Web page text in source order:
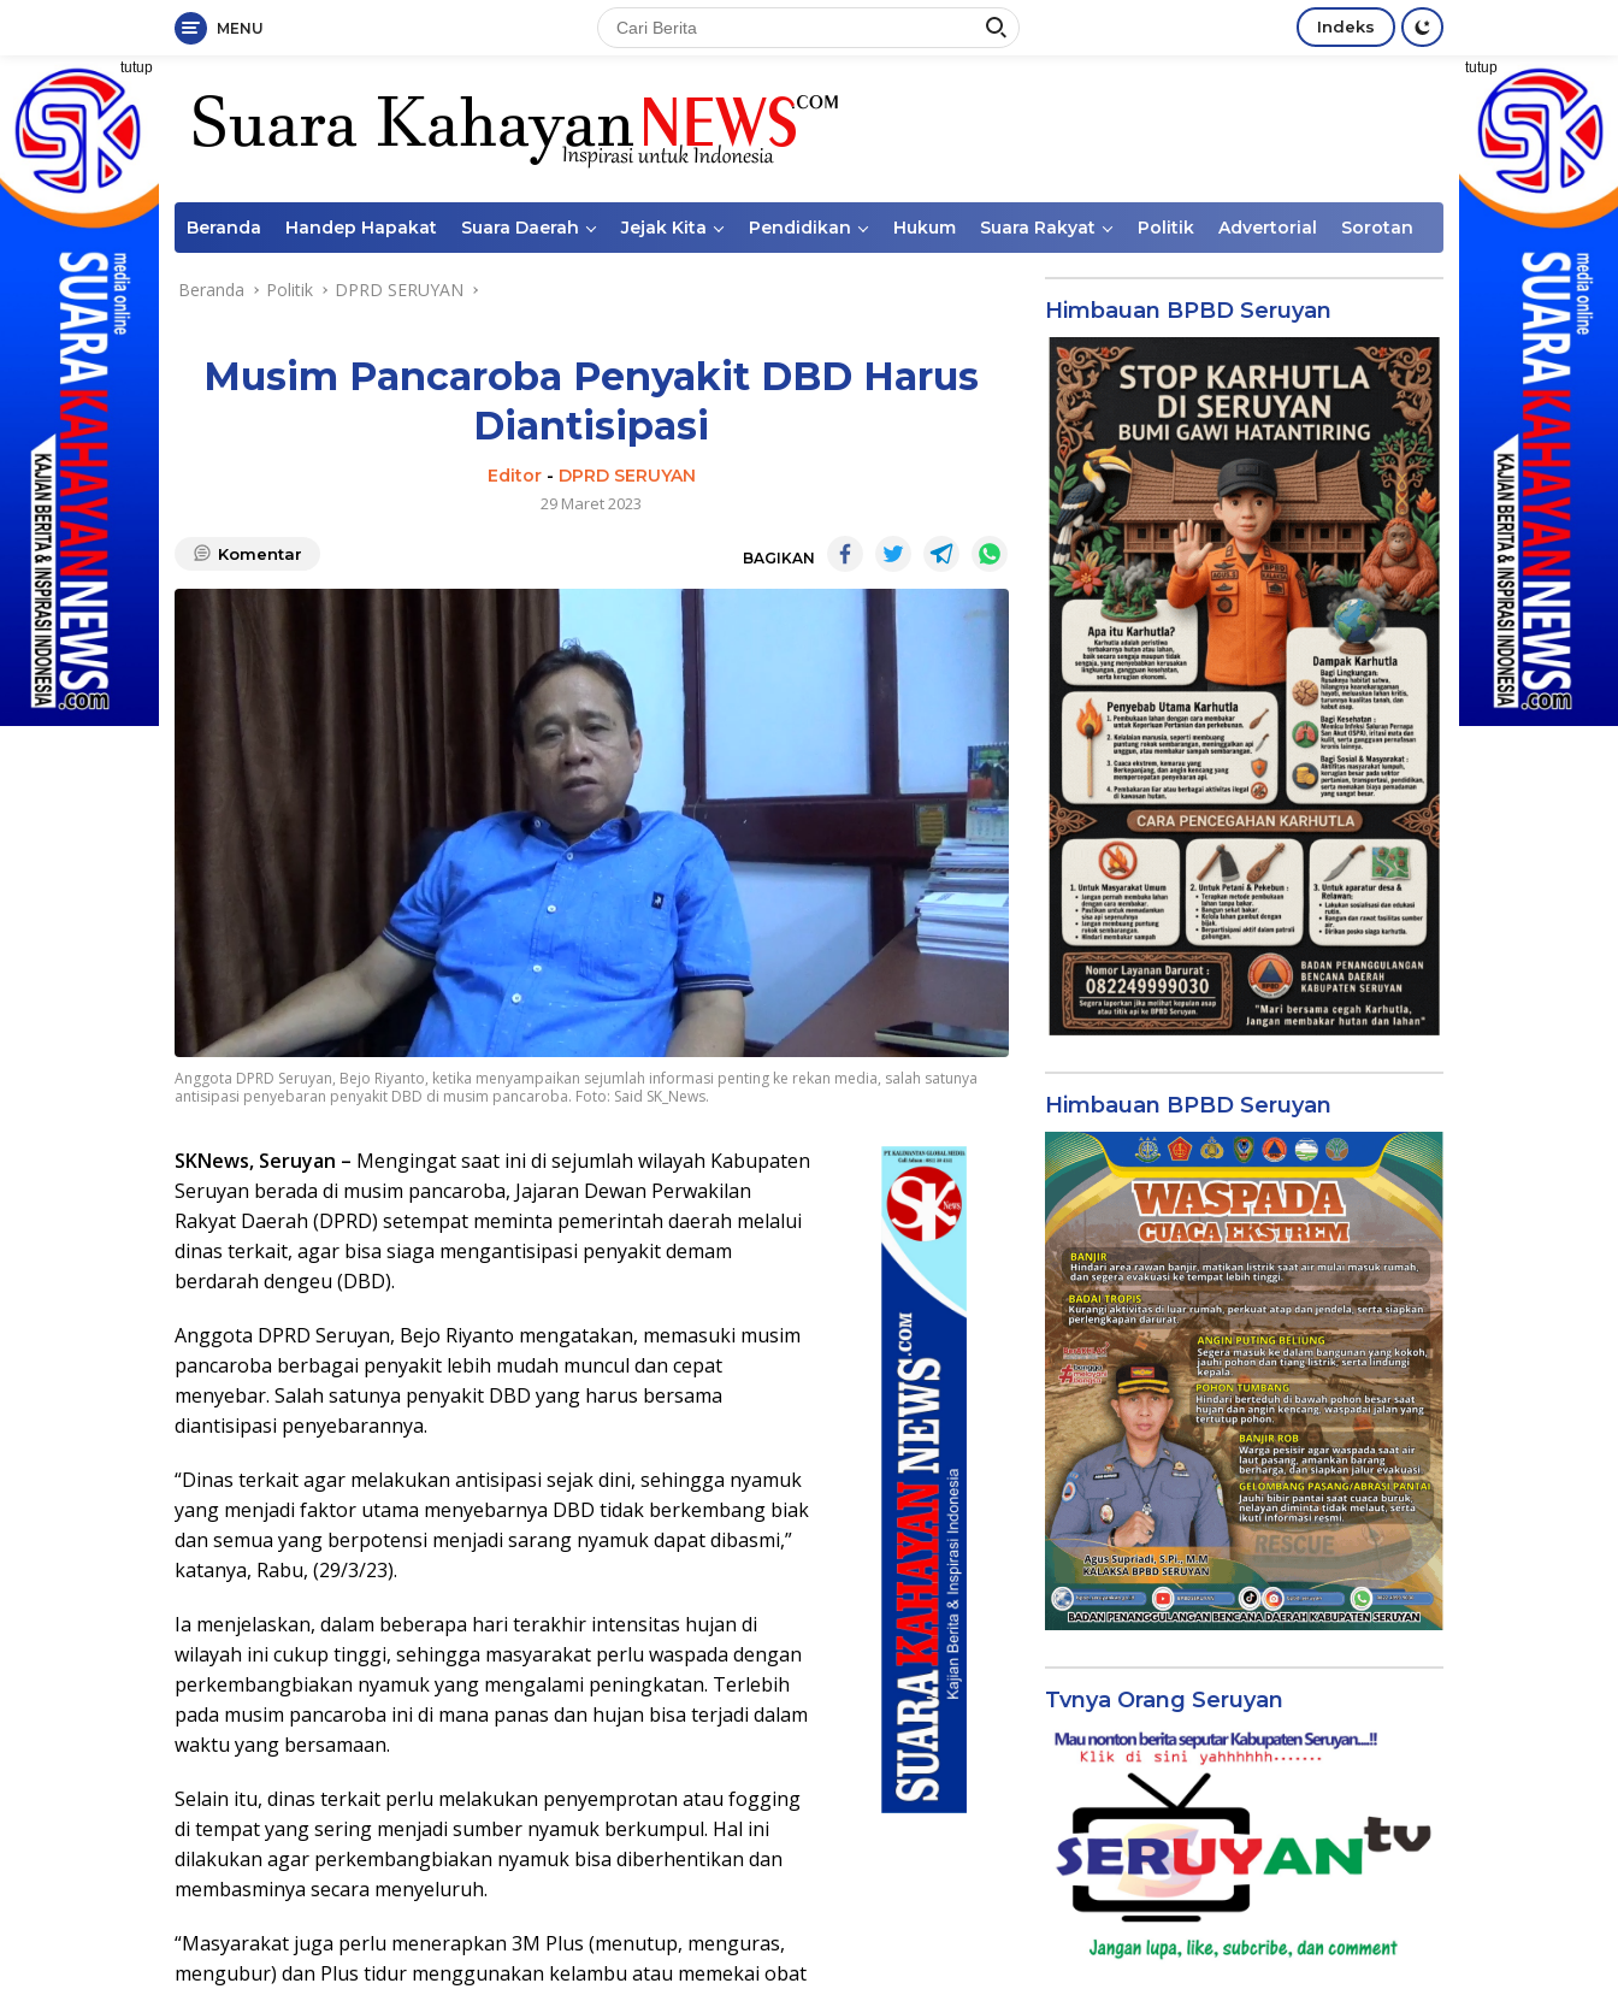
Langsung
konten
MENU Indeks
tutup tutup
Beranda Handep Hapakat Suara Daerah Jejak Kita Pendidikan Hukum Suara Rakyat Politik Advertorial Sorotan
Beranda Politik DPRD SERUYAN
Musim Pancaroba Penyakit DBD Harus
Diantisipasi
Editor- DPRD SERUYAN
29 Maret 2023
Komentar BAGIKAN
Anggota DPRD Seruyan, Bejo Riyanto, ketika menyampaikan sejumlah informasi penting ke rekan media, salah satunya
antisipasi penyebaran penyakit DBD di musim pancaroba. Foto: Said SK_News.
SKNews, Seruyan – Mengingat saat ini di sejumlah wilayah Kabupaten
Seruyan berada di musim pancaroba, Jajaran Dewan Perwakilan
Rakyat Daerah (DPRD) setempat meminta pemerintah daerah melalui
dinas terkait, agar bisa siaga mengantisipasi penyakit demam
berdarah dengeu (DBD).
Anggota DPRD Seruyan, Bejo Riyanto mengatakan, memasuki musim
pancaroba berbagai penyakit lebih mudah muncul dan cepat
menyebar. Salah satunya penyakit DBD yang harus bersama
diantisipasi penyebarannya.
“Dinas terkait agar melakukan antisipasi sejak dini, sehingga nyamuk
yang menjadi faktor utama menyebarnya DBD tidak berkembang biak
dan semua yang berpotensi menjadi sarang nyamuk dapat dibasmi,”
katanya, Rabu, (29/3/23).
Ia menjelaskan, dalam beberapa hari terakhir intensitas hujan di
wilayah ini cukup tinggi, sehingga masyarakat perlu waspada dengan
perkembangbiakan nyamuk yang mengalami peningkatan. Terlebih
pada musim pancaroba ini di mana panas dan hujan bisa terjadi dalam
waktu yang bersamaan.
Selain itu, dinas terkait perlu melakukan penyemprotan atau fogging
di tempat yang sering menjadi sumber nyamuk berkumpul. Hal ini
dilakukan agar perkembangbiakan nyamuk bisa diberhentikan dan
membasminya secara menyeluruh.
“Masyarakat juga perlu menerapkan 3M Plus (menutup, menguras,
mengubur) dan Plus tidur menggunakan kelambu atau memekai obat
Himbauan BPBD Seruyan
Himbauan BPBD Seruyan
Tvnya Orang Seruyan